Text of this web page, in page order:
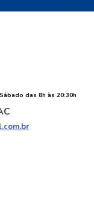
das 8h às 20:30h